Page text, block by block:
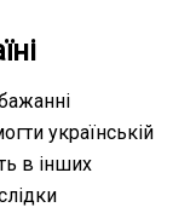
українській
в інших